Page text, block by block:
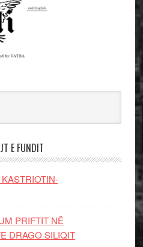
E FUNDIT
PRIFTIT NË
DRAGO SILIQIT